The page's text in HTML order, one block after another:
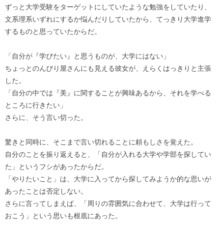
ずっと大学受験をターゲットにしていたような勉強をしていたり、
文系理系いずれにするか悩んだりしていたから、てっきり大学進学
するものと思っていたからだ。
「自分が『学びたい』と思うものが、大学にはない」
ちょっとのんびり屋さんにも見える彼女が、えらくはっきりと主張
した。
「自分の中では『美』に関することが興味あるから、それを学べる
ところに行きたい」
さらに、そう言い切った。
驚きと同時に、そこまで言い切れることに頼もしさを覚えた。
自分のことを振り返えると、「自分が入れる大学や学部を探してい
た」というフシがあったからだ。
「やりたいこと」は、大学に入ってから探してみようか的な思いが
あったことは否定しない。
さらに言ってしまえば、「周りの雰囲気に合わせて、大学は行って
おこう」という思いも根底にあった。